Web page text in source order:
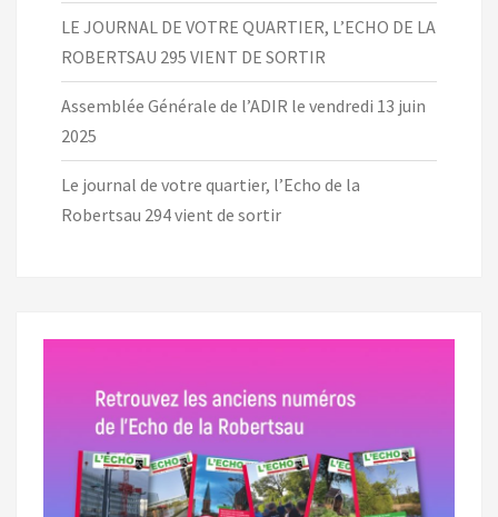
LE JOURNAL DE VOTRE QUARTIER, L’ECHO DE LA
ROBERTSAU 295 VIENT DE SORTIR
Assemblée Générale de l’ADIR le vendredi 13 juin
2025
Le journal de votre quartier, l’Echo de la
Robertsau 294 vient de sortir